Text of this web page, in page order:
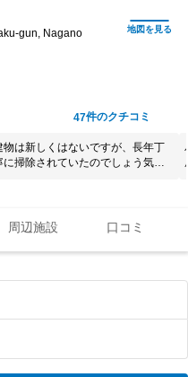
周辺施設 口コミ
gun, Nagano
47件のクチコミ
物は新しくはないですが、長年丁
に掃除されていたのでしょう気持